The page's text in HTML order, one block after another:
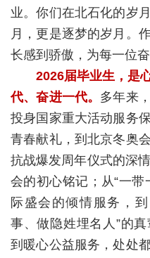
生
活
合
作
交
流
业。你们在北石化的岁
月，更是逐梦的岁月。
长感到骄傲，为每一位
2026届毕业生，是
代、奋进一代。 多年来
投身国家重大活动服务
青春献礼，到北京冬奥
抗战爆发周年仪式的深
会的初心铭记；从“一带
际盛会的倾情服务，
事、做隐姓埋名人”的
到暖心公益服务，处处